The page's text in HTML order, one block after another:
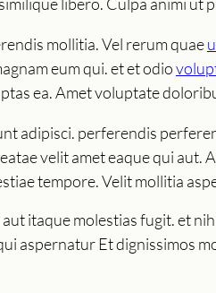
mollitia. Vel rerum quae
eum qui. et et odio
ea. Amet voluptate
adipisci. perferendis
velit amet eaque qui aut.
tempore. Velit mollitia
itaque molestias fugit. et
aspernatur Et dignissimos